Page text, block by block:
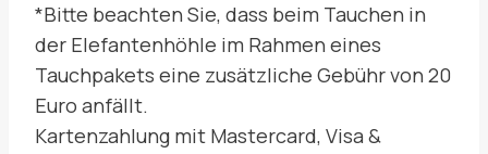
*Bitte beachten Sie, dass beim Tauchen in
der Elefantenhöhle im Rahmen eines
Tauchpakets eine zusätzliche Gebühr von 20
Euro anfällt.
Kartenzahlung mit Mastercard, Visa &